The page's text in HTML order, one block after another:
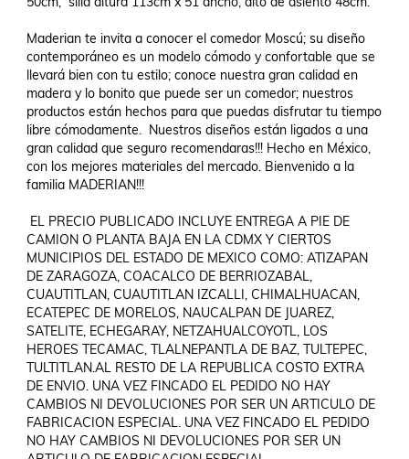
Maderian te invita a conocer el comedor Moscú; su diseño
contemporáneo es un modelo cómodo y confortable que se
llevará bien con tu estilo; conoce nuestra gran calidad en
madera y lo bonito que puede ser un comedor; nuestros
productos están hechos para que puedas disfrutar tu tiempo
libre cómodamente.  Nuestros diseños están ligados a una
gran calidad que seguro recomendaras!!! Hecho en México,
con los mejores materiales del mercado. Bienvenido a la
familia MADERIAN!!!
EL PRECIO PUBLICADO INCLUYE ENTREGA A PIE DE
CAMION O PLANTA BAJA EN LA CDMX Y CIERTOS
MUNICIPIOS DEL ESTADO DE MEXICO COMO: ATIZAPAN
DE ZARAGOZA, COACALCO DE BERRIOZABAL,
CUAUTITLAN, CUAUTITLAN IZCALLI, CHIMALHUACAN,
ECATEPEC DE MORELOS, NAUCALPAN DE JUAREZ,
SATELITE, ECHEGARAY, NETZAHUALCOYOTL, LOS
HEROES TECAMAC, TLALNEPANTLA DE BAZ, TULTEPEC,
TULTITLAN.AL RESTO DE LA REPUBLICA COSTO EXTRA
DE ENVIO. UNA VEZ FINCADO EL PEDIDO NO HAY
CAMBIOS NI DEVOLUCIONES POR SER UN ARTICULO DE
FABRICACION ESPECIAL. UNA VEZ FINCADO EL PEDIDO
NO HAY CAMBIOS NI DEVOLUCIONES POR SER UN